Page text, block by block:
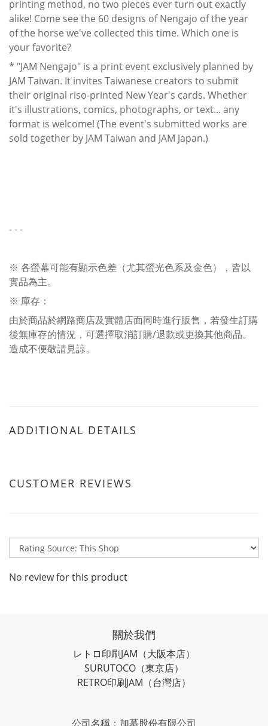
printing method, no two pieces ever turn out exactly
alike! Come see the 60 designs of Nengajo of the year
of the horse we've collected this time. Which one is
your favorite?
* "JAM Nengajo" is a print event exclusively planned by
JAM Taiwan. It invites Taiwanese creators to submit
their original riso-printed New Year's cards. Whether
it's illustrations, comics, photographs, or text... any
format is welcome! (The event's submitted works are
sold together by JAM Taiwan and JAM Japan.)
- - -
※ 各螢幕可能有顯示色差（尤其螢光色系及金色），皆以
實品為主。
※ 庫存：
由於商品於網路商店及實體店面同時進行販售，若發生訂購
後無庫存的情況，可選擇取消訂購/退款或更換其他商品。
造成不便敬請見諒。
ADDITIONAL DETAILS
CUSTOMER REVIEWS
No review for this product
關於我們
レトロ印刷JAM （大阪本店）
SURUTOCO （東京店）
RETRO印刷JAM （台灣店）
公司名稱：加慕股份有限公司